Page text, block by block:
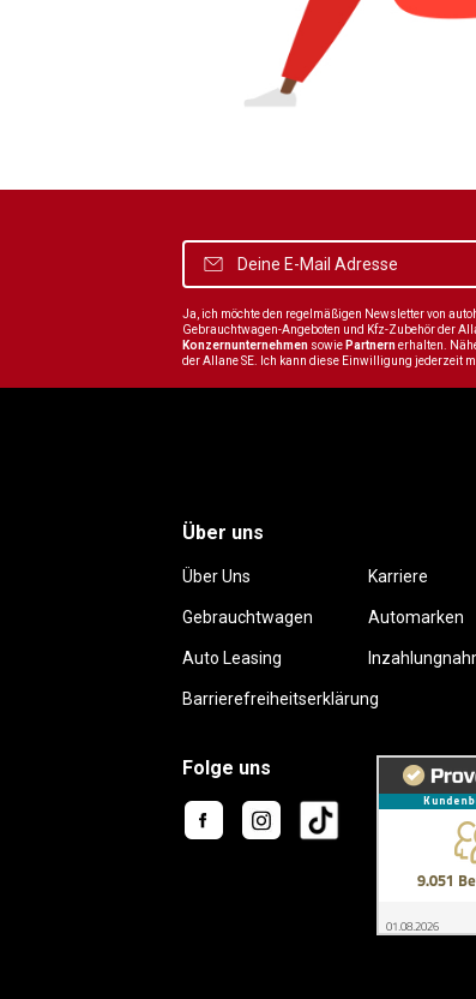
Ja, ich möchte den regelmäßigen Newsletter von
Gebrauchtwagen-Angeboten und Kfz-Zubehör der
Konzernunternehmen sowie Partnernerhalten.
der Allane SE. Ich kann diese Einwilligung jederzeit
Über uns
Über Uns Karriere
Gebrauchtwagen Automarken
Auto Leasing
Barrierefreiheitserklärung
Folge uns